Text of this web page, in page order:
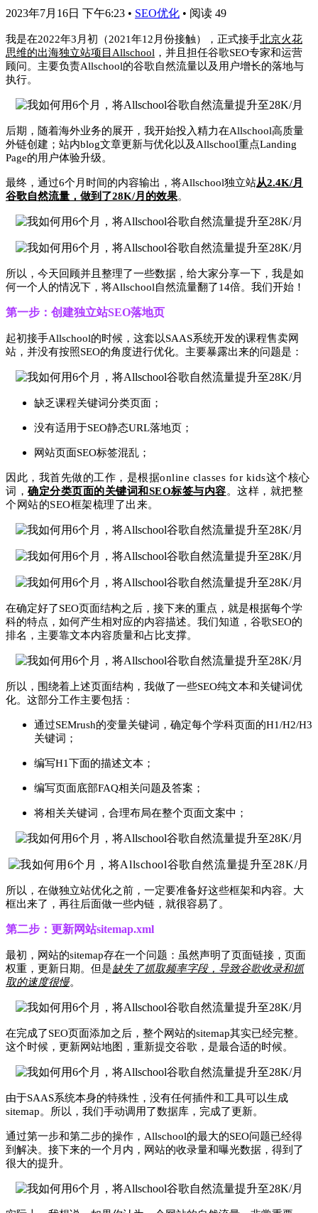
2023年7月16日 下午6:23 • SEO优化 • 阅读 49
我是在2022年3月初（2021年12月份接触），正式接手北京火花
思维的出海独立站项目Allschool ，并且担任谷歌SEO专家和运营
顾问。主要负责Allschool的谷歌自然流量以及用户增长的落地与
执行。
后期，随着海外业务的展开，我开始投入精力在Allschool高质量
外链创建；站内blog文章更新与优化以及Allschool重点Landing
Page的用户体验升级。
最终，通过6个月时间的内容输出，将Allschool独立站从2.4K/月
谷歌自然流量，做到了28K/月的效果。
所以，今天回顾并且整理了一些数据，给大家分享一下，我是如
何一个人的情况下，将Allschool自然流量翻了14倍。我们开始！
第一步：创建独立站SEO落地页
起初接手Allschool的时候，这套以SAAS系统开发的课程售卖网
站，并没有按照SEO的角度进行优化。主要暴露出来的问题是：
缺乏课程关键词分类页面；
没有适用于SEO静态URL落地页；
网站页面SEO标签混乱；
因此，我首先做的工作，是根据online classes for kids这个核心
词，确定分类页面的关键词和SEO标签与内容。这样，就把整
个网站的SEO框架梳理了出来。
在确定好了SEO页面结构之后，接下来的重点，就是根据每个学
科的特点，如何产生相对应的内容描述。我们知道，谷歌SEO的
排名，主要靠文本内容质量和占比支撑。
所以，围绕着上述页面结构，我做了一些SEO纯文本和关键词优
化。这部分工作主要包括：
通过SEMrush的变量关键词，确定每个学科页面的H1/H2/H3
关键词；
编写H1下面的描述文本；
编写页面底部FAQ相关问题及答案；
将相关关键词，合理布局在整个页面文案中；
所以，在做独立站优化之前，一定要准备好这些框架和内容。大
框出来了，再往后面做一些内链，就很容易了。
第二步：更新网站sitemap.xml
最初，网站的sitemap存在一个问题：虽然声明了页面链接，页面
权重，更新日期。但是缺失了抓取频率字段，导致谷歌收录和抓
取的速度很慢。
在完成了SEO页面添加之后，整个网站的sitemap其实已经完整。
这个时候，更新网站地图，重新提交谷歌，是最合适的时候。
由于SAAS系统本身的特殊性，没有任何插件和工具可以生成
sitemap。所以，我们手动调用了数据库，完成了更新。
通过第一步和第二步的操作，Allschool的最大的SEO问题已经得
到解决。接下来的一个月内，网站的收录量和曝光数据，得到了
很大的提升。